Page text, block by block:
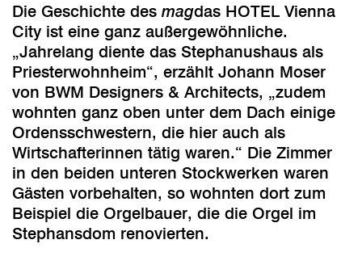
Die Geschichte des magdas HOTEL Vienna
City ist eine ganz außergewöhnliche.
„Jahrelang diente das Stephanushaus als
Priesterwohnheim“, erzählt Johann Moser
von BWM Designers & Architects, „zudem
wohnten ganz oben unter dem Dach einige
Ordensschwestern, die hier auch als
Wirtschafterinnen tätig waren.“ Die Zimmer
in den beiden unteren Stockwerken waren
Gästen vorbehalten, so wohnten dort zum
Beispiel die Orgelbauer, die die Orgel im
Stephansdom renovierten.